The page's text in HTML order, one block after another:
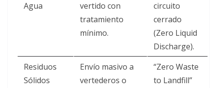
Agua
vertido con
tratamiento
mínimo.
circuito
cerrado
(Zero Liquid
Discharge).
Residuos
Sólidos
Envío masivo a
vertederos o
“Zero Waste
to Landfill”